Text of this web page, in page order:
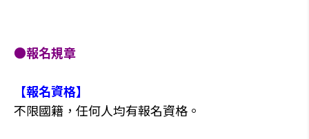
●報名規章
【報名資格】
不限國籍，任何人均有報名資格。